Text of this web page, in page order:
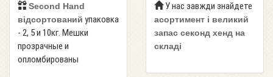
Second Hand
відсортований упаковка
- 2, 5 и 10кг. Мешки
прозрачные и
опломбированы
У нас завжди знайдете
асортимент і великий
запас секонд хенд на
складі